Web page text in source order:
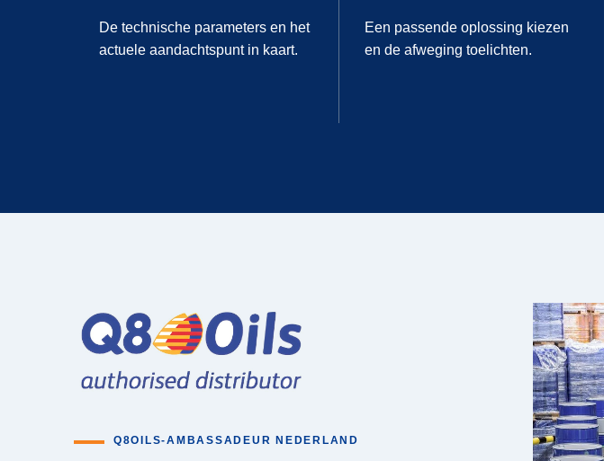
De technische parameters en het
actuele aandachtspunt in kaart.
Een passende oplossing kiezen
en de afweging toelichten.
Q8OILS-AMBASSADEUR NEDERLAND